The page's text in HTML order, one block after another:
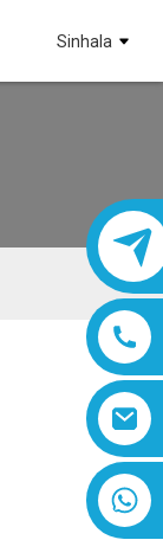
Sinhala